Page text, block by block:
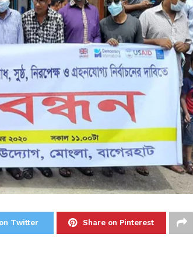
Twitter Share on Pinterest